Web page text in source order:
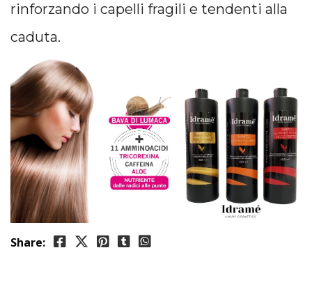
rinforzando i capelli fragili e tendenti alla
caduta.
Share: